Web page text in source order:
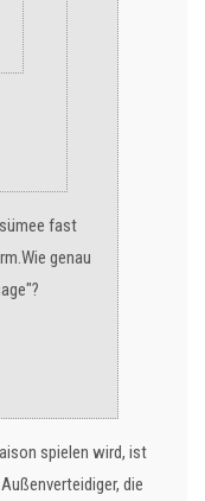
fast
genau
spielen wird, ist
die